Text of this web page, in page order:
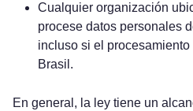
Cualquier organización
procese datos personales
incluso si el
Brasil.
En general, la ley tiene un